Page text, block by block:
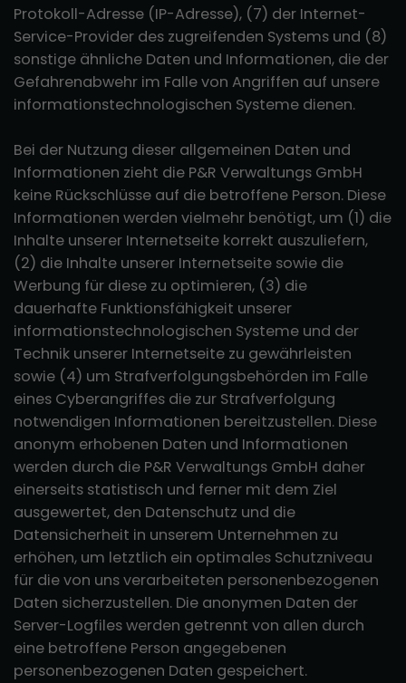
Protokoll-Adresse (IP-Adresse), (7) der Internet-
Service-Provider des zugreifenden Systems und (8)
sonstige ähnliche Daten und Informationen, die der
Gefahrenabwehr im Falle von Angriffen auf unsere
informationstechnologischen Systeme dienen.
Bei der Nutzung dieser allgemeinen Daten und
Informationen zieht die P&R Verwaltungs GmbH
keine Rückschlüsse auf die betroffene Person. Diese
Informationen werden vielmehr benötigt, um (1) die
Inhalte unserer Internetseite korrekt auszuliefern,
(2) die Inhalte unserer Internetseite sowie die
Werbung für diese zu optimieren, (3) die
dauerhafte Funktionsfähigkeit unserer
informationstechnologischen Systeme und der
Technik unserer Internetseite zu gewährleisten
sowie (4) um Strafverfolgungsbehörden im Falle
eines Cyberangriffes die zur Strafverfolgung
notwendigen Informationen bereitzustellen. Diese
anonym erhobenen Daten und Informationen
werden durch die P&R Verwaltungs GmbH daher
einerseits statistisch und ferner mit dem Ziel
ausgewertet, den Datenschutz und die
Datensicherheit in unserem Unternehmen zu
erhöhen, um letztlich ein optimales Schutzniveau
für die von uns verarbeiteten personenbezogenen
Daten sicherzustellen. Die anonymen Daten der
Server-Logfiles werden getrennt von allen durch
eine betroffene Person angegebenen
personenbezogenen Daten gespeichert.